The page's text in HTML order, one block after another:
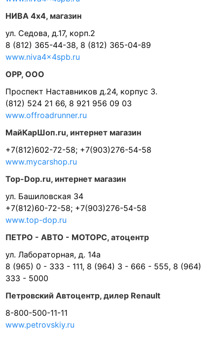
НИВА 4х4, магазин
ул. Седова, д.17, корп.2
8 (812) 365-44-38, 8 (812) 365-04-89
www.niva4x4spb.ru
ОРР, ООО
Проспект Наставников д.24, корпус 3.
(812) 524 21 66, 8 921 956 09 03
www.offroadrunner.ru
МайКарШоп.ru, интернет магазин
+7(812)602-72-58; +7(903)276-54-58
www.mycarshop.ru
Top-Dop.ru, интернет магазин
ул. Башиловская 34
+7(812)60-72-58; +7(903)276-54-58
www.top-dop.ru
ПЕТРО - АВТО - МОТОРС, атоцентр
ул. Лабораторная, д. 14а
8 (965) 0 - 333 - 111, 8 (964) 3 - 666 - 555, 8 (964)
333 - 5000
Петровский Автоцентр, дилер Renault
8-800-500-11-11
www.petrovskiy.ru